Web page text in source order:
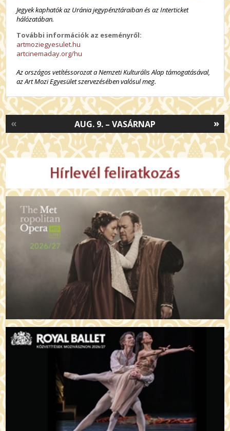
Jegyek kaphatók az Uránia jegypénztáraiban és az Interticket
hálózatában.
További információk az eseményről:
artmoziegyesulet.hu
artcinemaday.org/hu
Az országos vetítéssorozat a Nemzeti Kulturális Alap támogatásával,
az Art Mozi Egyesület szervezésében valósul meg.
»
AUG. 9. – VASÁRNAP
«